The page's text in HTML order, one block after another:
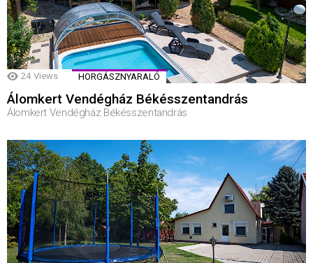
24 Views HORGÁSZNYARALÓ
Álomkert Vendégház Békésszentandrás
Álomkert Vendégház Békésszentandrás